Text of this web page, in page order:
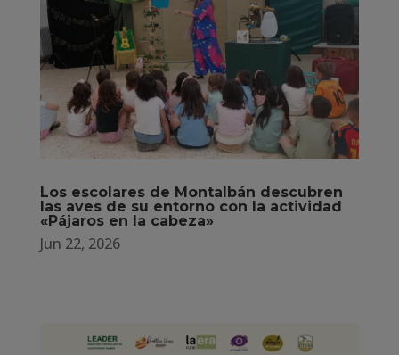
Los escolares de Montalbán descubren
las aves de su entorno con la actividad
«Pájaros en la cabeza»
Jun 22, 2026